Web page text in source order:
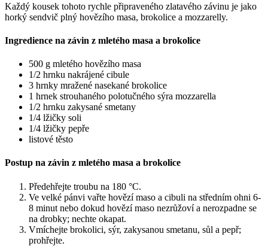
Každý kousek tohoto rychle připraveného zlatavého závinu je jako
horký sendvič plný hovězího masa, brokolice a mozzarelly.
Ingredience na závin z mletého masa a brokolice
500 g mletého hovězího masa
1/2 hrnku nakrájené cibule
3 hrnky mražené nasekané brokolice
1 hrnek strouhaného polotučného sýra mozzarella
1/2 hrnku zakysané smetany
1/4 lžičky soli
1/4 lžičky pepře
listové těsto
Postup na závin z mletého masa a brokolice
Předehřejte troubu na 180 °C.
Ve velké pánvi vařte hovězí maso a cibuli na středním ohni 6-
8 minut nebo dokud hovězí maso nezrůžoví a nerozpadne se
na drobky; nechte okapat.
Vmíchejte brokolici, sýr, zakysanou smetanu, sůl a pepř;
prohřejte.